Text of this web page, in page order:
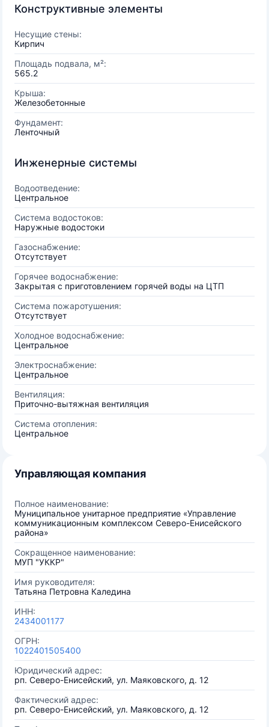
Конструктивные элементы
Несущие стены:
Кирпич
Площадь подвала, м²:
565.2
Крыша:
Железобетонные
Фундамент:
Ленточный
Инженерные системы
Водоотведение:
Центральное
Система водостоков:
Наружные водостоки
Газоснабжение:
Отсутствует
Горячее водоснабжение:
Закрытая с приготовлением горячей воды на ЦТП
Система пожаротушения:
Отсутствует
Холодное водоснабжение:
Центральное
Электроснабжение:
Центральное
Вентиляция:
Приточно-вытяжная вентиляция
Система отопления:
Центральное
Управляющая компания
Полное наименование:
Муниципальное унитарное предприятие «Управление
коммуникационным комплексом Северо-Енисейского
района»
Сокращенное наименование:
МУП "УККР"
Имя руководителя:
Татьяна Петровна Каледина
ИНН:
2434001177
ОГРН:
1022401505400
Юридический адрес:
рп. Северо-Енисейский, ул. Маяковского, д. 12
Фактический адрес:
рп. Северо-Енисейский, ул. Маяковского, д. 12